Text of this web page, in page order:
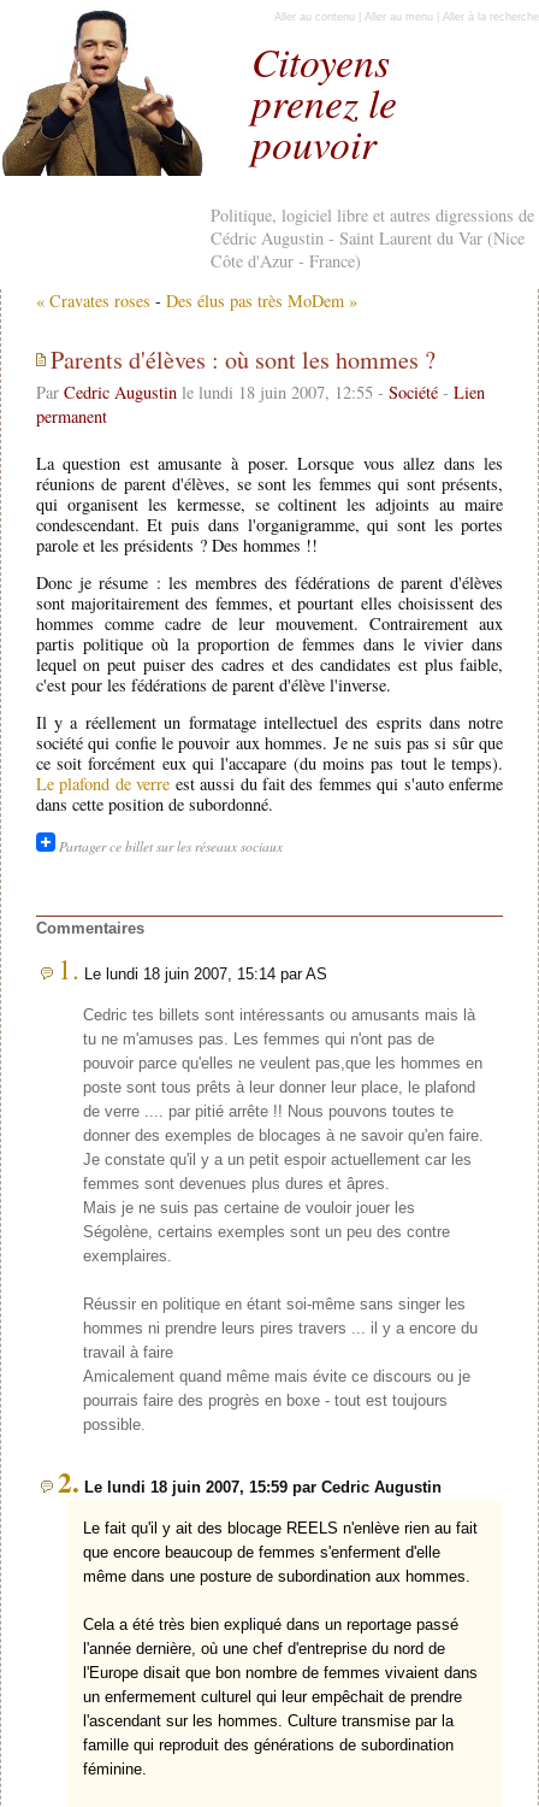
Citoyens
prenez le
pouvoir
Politique, logiciel libre et autres digressions de
Cédric Augustin - Saint Laurent du Var (Nice
Côte d'Azur - France)
Aller au contenu Aller au menu Aller à la recherche
« Cravates roses - Des élus pas très MoDem »
Parents d'élèves : où sont les hommes ?
Par Cedric Augustinle lundi 18 juin 2007, 12:55 - Société- Lien
permanent
La question est amusante à poser. Lorsque vous allez dans les
réunions de parent d'élèves, se sont les femmes qui sont présents,
qui organisent les kermesse, se coltinent les adjoints au maire
condescendant. Et puis dans l'organigramme, qui sont les portes
parole et les présidents ? Des hommes !!
Donc je résume : les membres des fédérations de parent d'élèves
sont majoritairement des femmes, et pourtant elles choisissent des
hommes comme cadre de leur mouvement. Contrairement aux
partis politique où la proportion de femmes dans le vivier dans
lequel on peut puiser des cadres et des candidates est plus faible,
c'est pour les fédérations de parent d'élève l'inverse.
Il y a réellement un formatage intellectuel des esprits dans notre
société qui confie le pouvoir aux hommes. Je ne suis pas si sûr que
ce soit forcément eux qui l'accapare (du moins pas tout le temps).
Le plafond de verre est aussi du fait des femmes qui s'auto enferme
dans cette position de subordonné.
Partager ce billet sur les réseaux sociaux
Commentaires
1. Le lundi 18 juin 2007, 15:14 par AS
Cedric tes billets sont intéressants ou amusants mais là
tu ne m'amuses pas. Les femmes qui n'ont pas de
pouvoir parce qu'elles ne veulent pas,que les hommes en
poste sont tous prêts à leur donner leur place, le plafond
de verre .... par pitié arrête !! Nous pouvons toutes te
donner des exemples de blocages à ne savoir qu'en faire.
Je constate qu'il y a un petit espoir actuellement car les
femmes sont devenues plus dures et âpres.
Mais je ne suis pas certaine de vouloir jouer les
Ségolène, certains exemples sont un peu des contre
exemplaires.
Réussir en politique en étant soi-même sans singer les
hommes ni prendre leurs pires travers ... il y a encore du
travail à faire
Amicalement quand même mais évite ce discours ou je
pourrais faire des progrès en boxe - tout est toujours
possible.
2. Le lundi 18 juin 2007, 15:59 par Cedric Augustin
Le fait qu'il y ait des blocage REELS n'enlève rien au fait
que encore beaucoup de femmes s'enferment d'elle
même dans une posture de subordination aux hommes.
Cela a été très bien expliqué dans un reportage passé
l'année dernière, où une chef d'entreprise du nord de
l'Europe disait que bon nombre de femmes vivaient dans
un enfermement culturel qui leur empêchait de prendre
l'ascendant sur les hommes. Culture transmise par la
famille qui reproduit des générations de subordination
féminine.